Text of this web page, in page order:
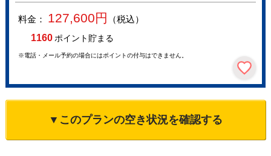
料金： 127,600円
（税込）
1160ポイント貯まる
※電話・メール予約の場合にはポイントの付与はできません。
▼このプランの空き状況を確認する